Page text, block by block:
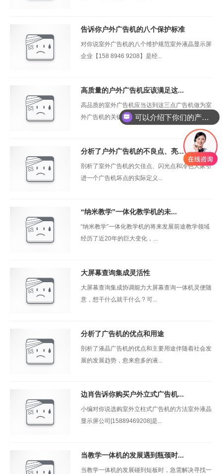
告诉你户外广告机的八个保护标准
对你说室外广告机的八个维护规范室外液晶显示屏
企业【158 8946 9208】是经...
高质量的户外广告机应该满足这...
高品质的室外广告机应当达到这三点广告机做为室
外广告机的关键商品早已被认...
分析了户外广告机的不良点、亮...
剖析了室外广告机的欠佳点、闪光点和冷色大家引
进一个广告机坏点的实际定义...
“纳米教学”一体化教学机的未...
“纳米教学”一体化教学机的将来发展前途教学领域
经历了近20年的巨大变化，...
大屏幕查询集成灵活性
大屏幕查询集成协调能力大屏幕查询一体机灵便随
意，想干什么就干什么 ? 可...
分析了广告机的优点和用途
剖析了液晶广告机的优点和主要用途伴随着社会发
展的发展趋势，愈来愈多的液...
边肖告诉你购买户外立式广告机...
小编对你说选购室外立柱式广告机的方法室外液晶
显示屏公司[15889469208]是...
当教学一体机的发展遇到瓶颈时...
当教学一体机的发展碰到短板时，急需解决寻找一
可以介绍下你们的产品么